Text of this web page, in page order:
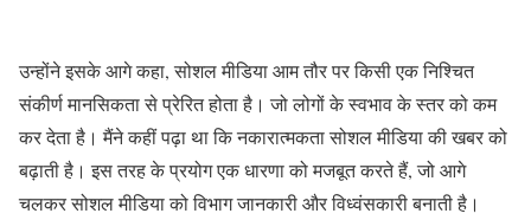
उन्होंने इसके आगे कहा, सोशल मीडिया आम तौर पर किसी एक निश्चित
संकीर्ण मानसिकता से प्रेरित होता है। जो लोगों के स्वभाव के स्तर को कम
कर देता है। मैंने कहीं पढ़ा था कि नकारात्मकता सोशल मीडिया की खबर को
बढ़ाती है। इस तरह के प्रयोग एक धारणा को मजबूत करते हैं, जो आगे
चलकर सोशल मीडिया को विभाग जानकारी और विध्वंसकारी बनाती है।